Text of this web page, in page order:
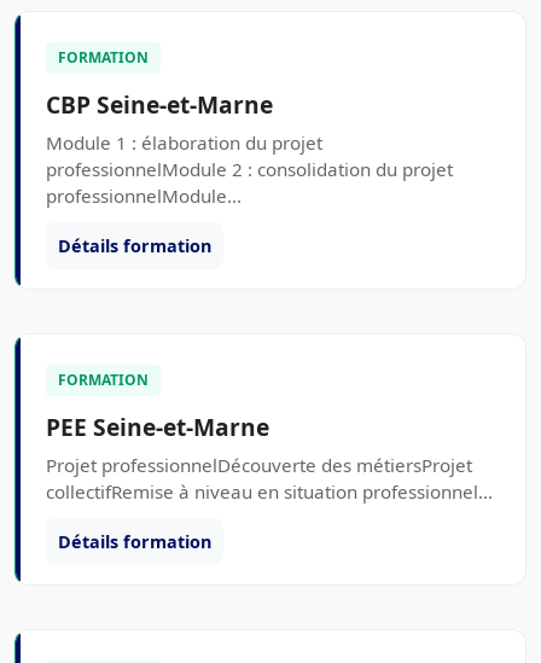
FORMATION
CBP Seine-et-Marne
Module 1 : élaboration du projet
professionnelModule 2 : consolidation du projet
professionnelModule...
Détails formation
FORMATION
PEE Seine-et-Marne
Projet professionnelDécouverte des métiersProjet
collectifRemise à niveau en situation professionnel...
Détails formation